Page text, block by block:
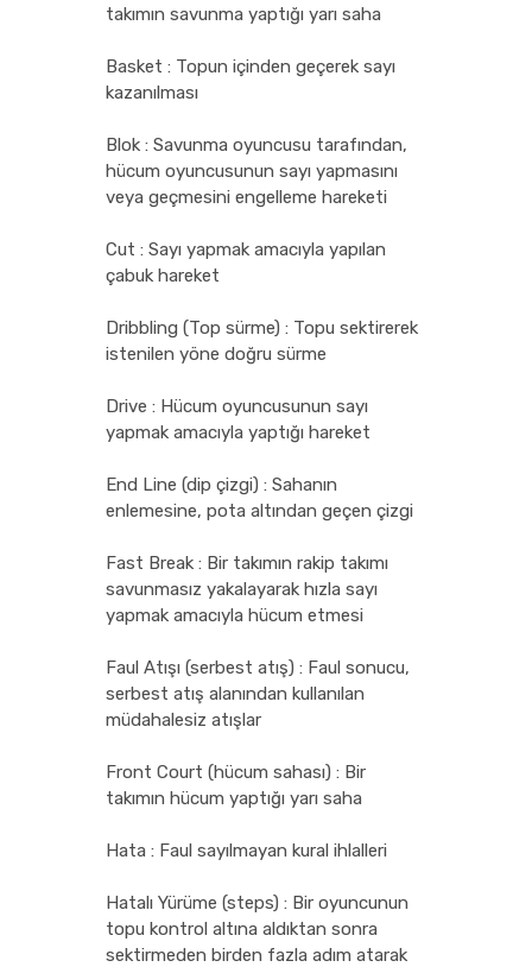
takımın savunma yaptığı yarı saha
Basket : Topun içinden geçerek sayı
kazanılması
Blok : Savunma oyuncusu tarafından,
hücum oyuncusunun sayı yapmasını
veya geçmesini engelleme hareketi
Cut : Sayı yapmak amacıyla yapılan
çabuk hareket
Dribbling (Top sürme) : Topu sektirerek
istenilen yöne doğru sürme
Drive : Hücum oyuncusunun sayı
yapmak amacıyla yaptığı hareket
End Line (dip çizgi) : Sahanın
enlemesine, pota altından geçen çizgi
Fast Break : Bir takımın rakip takımı
savunmasız yakalayarak hızla sayı
yapmak amacıyla hücum etmesi
Faul Atışı (serbest atış) : Faul sonucu,
serbest atış alanından kullanılan
müdahalesiz atışlar
Front Court (hücum sahası) : Bir
takımın hücum yaptığı yarı saha
Hata : Faul sayılmayan kural ihlalleri
Hatalı Yürüme (steps) : Bir oyuncunun
topu kontrol altına aldıktan sonra
sektirmeden birden fazla adım atarak